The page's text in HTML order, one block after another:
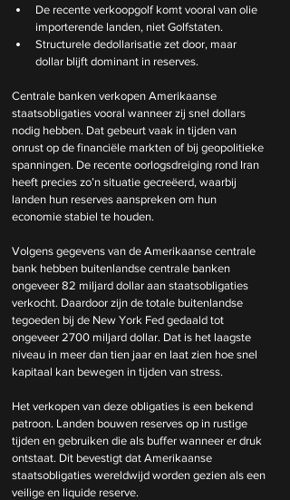
De recente verkoopgolf komt vooral van olie
importerende landen, niet Golfstaten.
Structurele dedollarisatie zet door, maar
dollar blijft dominant in reserves.
Centrale banken verkopen Amerikaanse
staatsobligaties vooral wanneer zij snel dollars
nodig hebben. Dat gebeurt vaak in tijden van
onrust op de financiële markten of bij geopolitieke
spanningen. De recente oorlogsdreiging rond Iran
heeft precies zo’n situatie gecreëerd, waarbij
landen hun reserves aanspreken om hun
economie stabiel te houden.
Volgens gegevens van de Amerikaanse centrale
bank hebben buitenlandse centrale banken
ongeveer 82 miljard dollar aan staatsobligaties
verkocht. Daardoor zijn de totale buitenlandse
tegoeden bij de New York Fed gedaald tot
ongeveer 2700 miljard dollar. Dat is het laagste
niveau in meer dan tien jaar en laat zien hoe snel
kapitaal kan bewegen in tijden van stress.
Het verkopen van deze obligaties is een bekend
patroon. Landen bouwen reserves op in rustige
tijden en gebruiken die als buffer wanneer er druk
ontstaat. Dit bevestigt dat Amerikaanse
staatsobligaties wereldwijd worden gezien als een
veilige en liquide reserve.